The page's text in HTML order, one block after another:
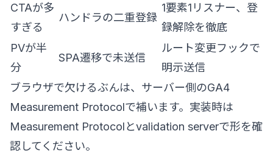
CTAが多
すぎる
ハンドラの二重登録
1要素1リスナー、登
録解除を徹底
PVが半
分
SPA遷移で未送信
ルート変更フックで
明示送信
ブラウザで欠けるぶんは、サーバー側のGA4
Measurement Protocolで補います。実装時は
Measurement Protocolとvalidation serverで形を確
認してください。